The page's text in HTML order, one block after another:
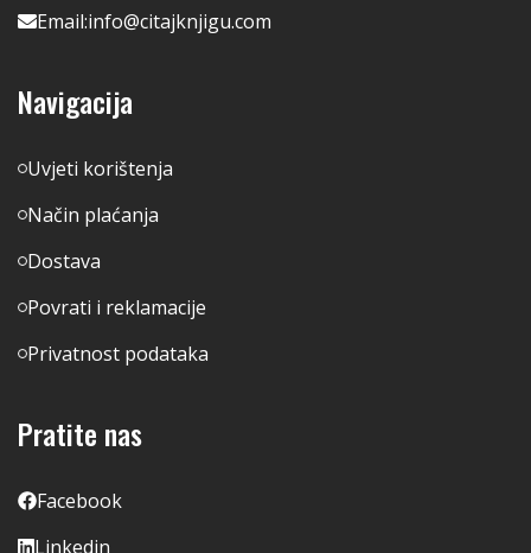
Email:info@citajknjigu.com
Navigacija
Uvjeti korištenja
Način plaćanja
Dostava
Povrati i reklamacije
Privatnost podataka
Pratite nas
Facebook
Linkedin